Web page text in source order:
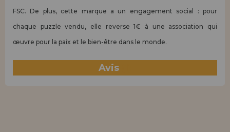
FSC. De plus, cette marque a un engagement social : pour
chaque puzzle vendu, elle reverse 1€ à une association qui
œuvre pour la paix et le bien-être dans le monde.
Avis